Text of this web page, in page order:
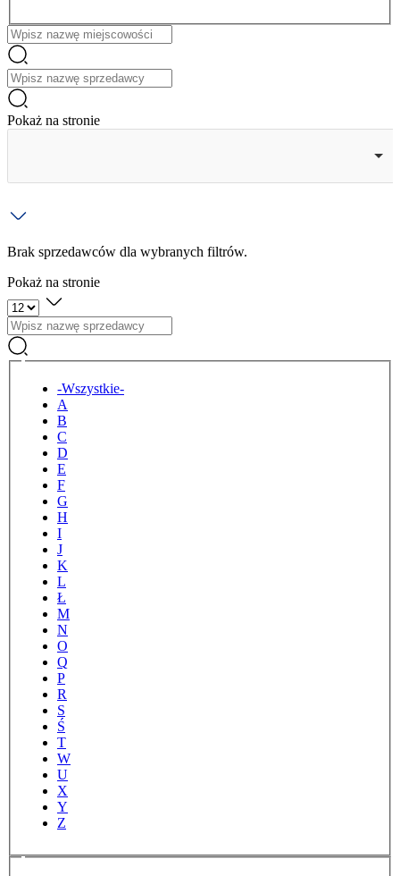
Nazwa
Pokaż na stronie
Brak sprzedawców dla wybranych filtrów.
Pokaż na stronie
-Wszystkie-
A
B
C
D
E
F
G
H
I
J
K
L
Ł
M
N
O
Q
P
R
S
Ś
T
W
U
X
Y
Z